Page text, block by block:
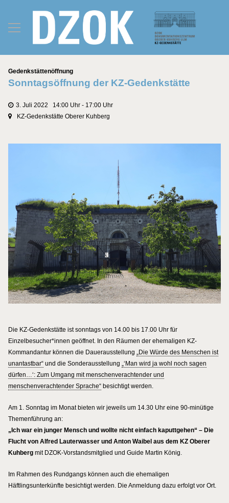
Kategorien
Gedenkstättenöffnung
Sonntagsöffnung der KZ-Gedenkstätte
3. Juli 2022 14:00 Uhr - 17:00 Uhr
KZ-Gedenkstätte Oberer Kuhberg
Die KZ-Gedenkstätte ist sonntags von 14.00 bis 17.00 Uhr für
Einzelbesucher*innen geöffnet. In den Räumen der ehemaligen KZ-
Kommandantur können die Dauerausstellung „Die Würde des Menschen ist
unantastbar“und die Sonderausstellung „‘Man wird ja wohl noch sagen
dürfen…‘: Zum Umgang mit menschenverachtender und
menschenverachtender Sprache“besichtigt werden.
Am 1. Sonntag im Monat bieten wir jeweils um 14.30 Uhr eine 90-minütige
Themenführung an:
„Ich war ein junger Mensch und wollte nicht einfach kaputtgehen“ – Die
Flucht von Alfred Lauterwasser und Anton Waibel aus dem KZ Oberer
Kuhbergmit DZOK-Vorstandsmitglied und Guide Martin König.
Im Rahmen des Rundgangs können auch die ehemaligen
Häftlingsunterkünfte besichtigt werden. Die Anmeldung dazu erfolgt vor Ort.